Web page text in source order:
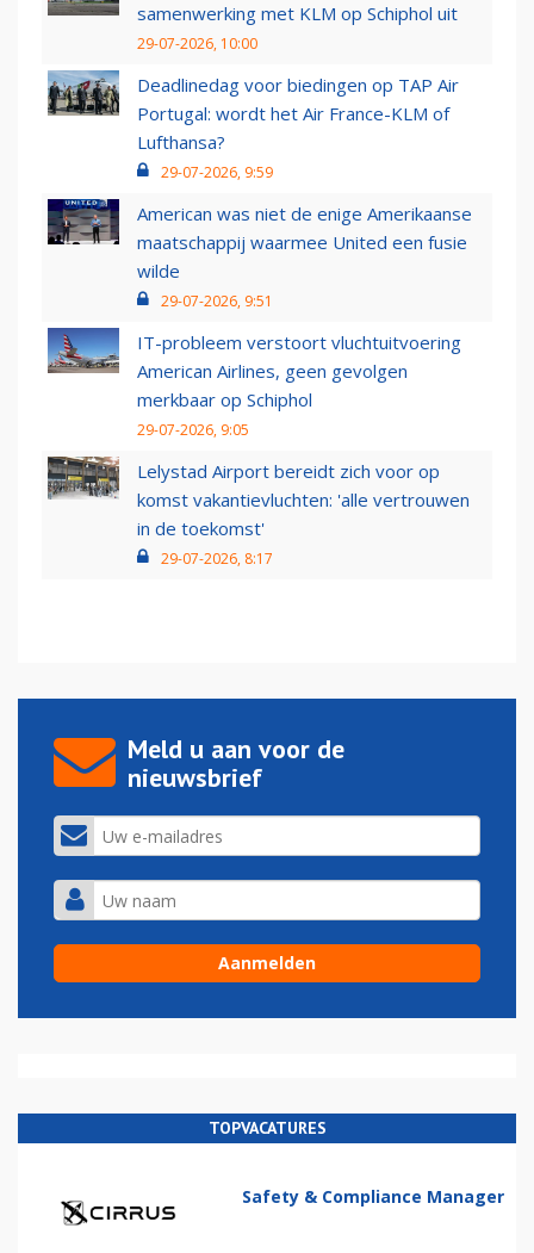
samenwerking met KLM op Schiphol uit
29-07-2026, 10:00
Deadlinedag voor biedingen op TAP Air
Portugal: wordt het Air France-KLM of
Lufthansa?
29-07-2026, 9:59
American was niet de enige Amerikaanse
maatschappij waarmee United een fusie
wilde
29-07-2026, 9:51
IT-probleem verstoort vluchtuitvoering
American Airlines, geen gevolgen
merkbaar op Schiphol
29-07-2026, 9:05
Lelystad Airport bereidt zich voor op
komst vakantievluchten: 'alle vertrouwen
in de toekomst'
29-07-2026, 8:17
Meld u aan voor de
nieuwsbrief
TOPVACATURES
Safety & Compliance Manager